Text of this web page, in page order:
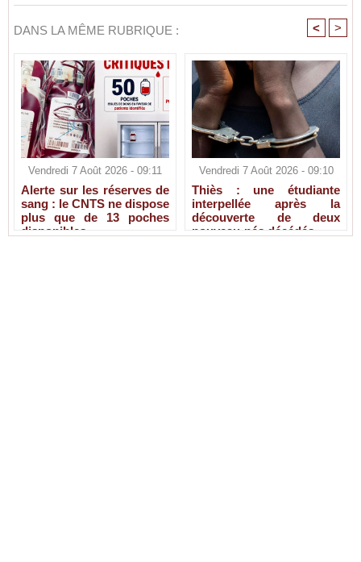
DANS LA MÊME RUBRIQUE : < >
Vendredi 7 Août 2026 - 09:11
Alerte sur les réserves de
sang : le CNTS ne dispose
plus que de 13 poches
disponibles
Vendredi 7 Août 2026 - 09:10
Thiès : une étudiante
interpellée après la
découverte de deux
nouveau-nés décédés